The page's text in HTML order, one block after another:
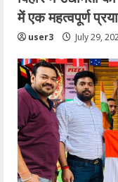
में एक महत्वपूर्ण
user3 July 29,